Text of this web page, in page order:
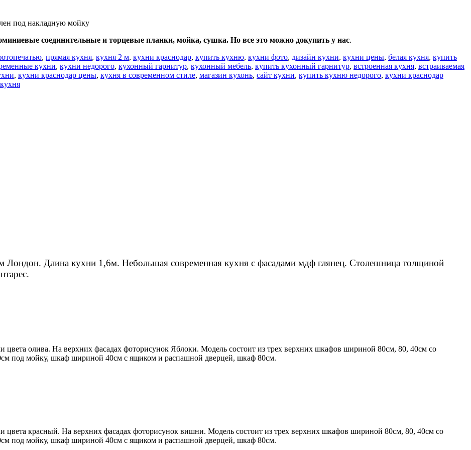
под накладную мойку
соединительные и торцевые планки, мойка, сушка. Но все это можно докупить у нас.
, прямая кухня, кухня 2 м, кухни краснодар, купить кухню, кухни фото, дизайн кухни, кухни цены, белая кухня, купить
кухни, кухни недорого, кухонный гарнитур, кухонный мебель, купить кухонный гарнитур, встроенная кухня, встраиваемая
, кухни краснодар цены, кухня в современном стиле, магазин кухонь, сайт кухни, купить кухню недорого, кухни краснодар
Лондон. Длина кухни 1,6м. Небольшая современная кухня с фасадами мдф глянец. Столешница толщиной
цвета олива. На верхних фасадах фоторисунок Яблоки. Модель состоит из трех верхних шкафов шириной 80см, 80, 40см со
под мойку, шкаф шириной 40см с ящиком и распашной дверцей, шкаф 80см.
цвета красный. На верхних фасадах фоторисунок вишни. Модель состоит из трех верхних шкафов шириной 80см, 80, 40см со
под мойку, шкаф шириной 40см с ящиком и распашной дверцей, шкаф 80см.